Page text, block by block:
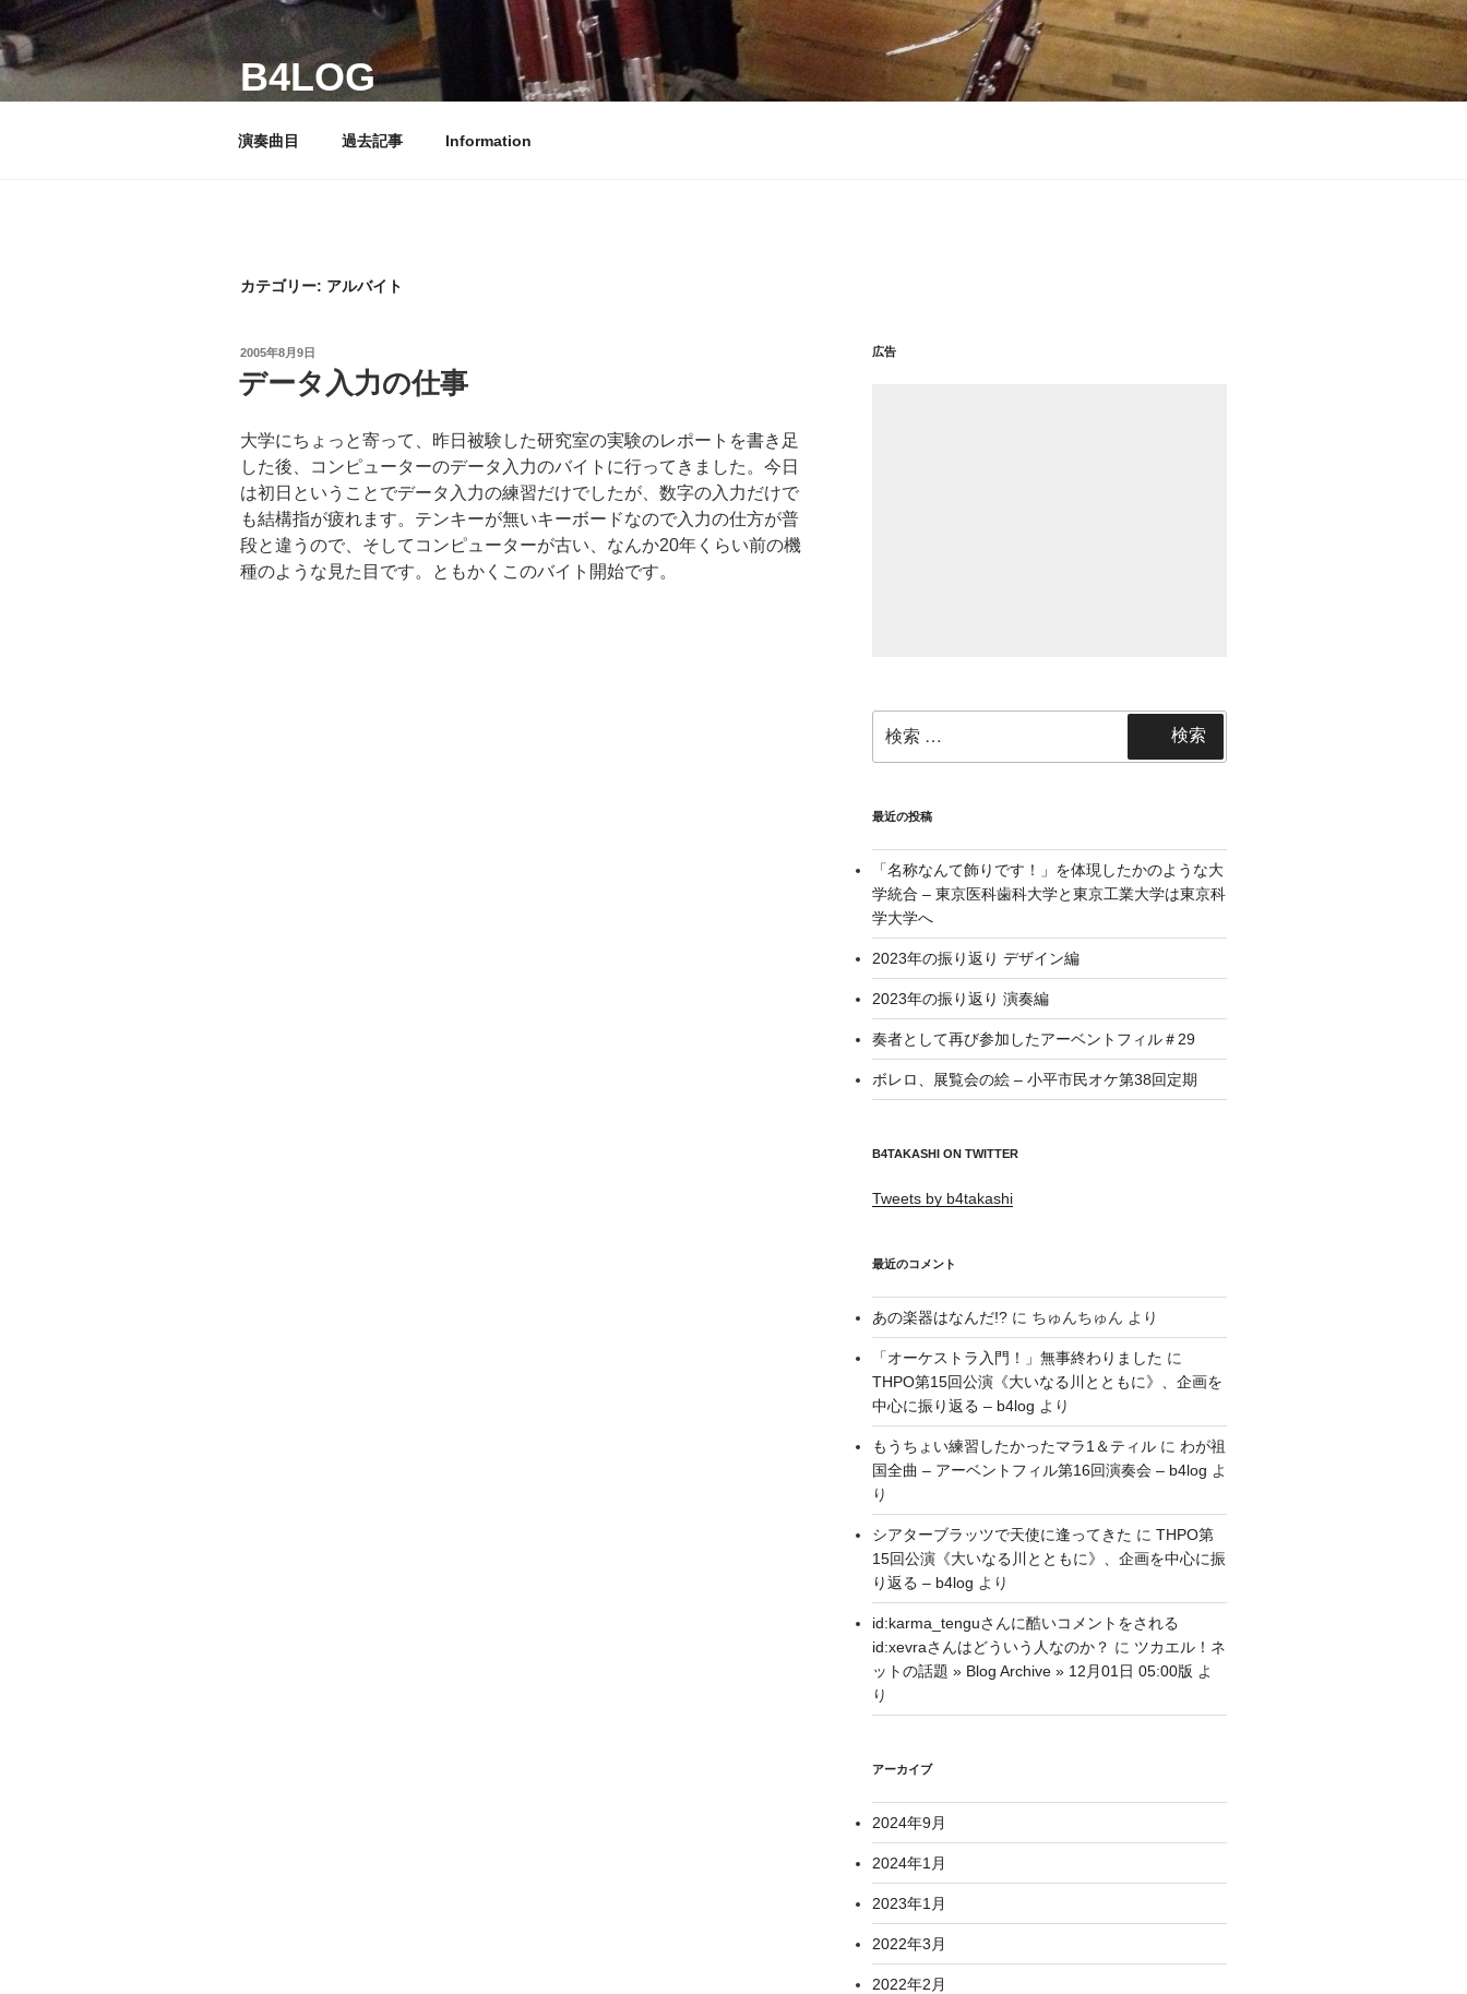
ン
テ
ン
B4LOG
演奏曲目 過去記事 Information
カテゴリー: アルバイト
投
稿
日:
2005年8月9日
データ入力の仕事
大学にちょっと寄って、昨日被験した研究室の実験のレポートを書き足
した後、コンピューターのデータ入力のバイトに行ってきました。今日
は初日ということでデータ入力の練習だけでしたが、数字の入力だけで
も結構指が疲れます。テンキーが無いキーボードなので入力の仕方が普
段と違うので、そしてコンピューターが古い、なんか20年くらい前の機
種のような見た目です。ともかくこのバイト開始です。
広告
索:
検索
最近の投稿
「名称なんて飾りです！」を体現したかのような大
学統合 – 東京医科歯科大学と東京工業大学は東京科
学大学へ
2023年の振り返り デザイン編
2023年の振り返り 演奏編
奏者として再び参加したアーベントフィル＃29
ボレロ、展覧会の絵 – 小平市民オケ第38回定期
B4TAKASHI ON TWITTER
Tweets by b4takashi
最近のコメント
あの楽器はなんだ!?に ちゅんちゅん より
「オーケストラ入門！」無事終わりました に
THPO第15回公演《大いなる川とともに》、企画を
中心に振り返る – b4log より
もうちょい練習したかったマラ1＆ティルに わが祖
国全曲 – アーベントフィル第16回演奏会 – b4log よ
り
シアターブラッツで天使に逢ってきた に THPO第
15回公演《大いなる川とともに》、企画を中心に振
り返る – b4log より
id:karma_tenguさんに酷いコメントをされる
id:xevraさんはどういう人なのか？ に ツカエル！ネ
ットの話題 » Blog Archive » 12月01日 05:00版 よ
り
アーカイブ
2024年9月
2024年1月
2023年1月
2022年3月
2022年2月